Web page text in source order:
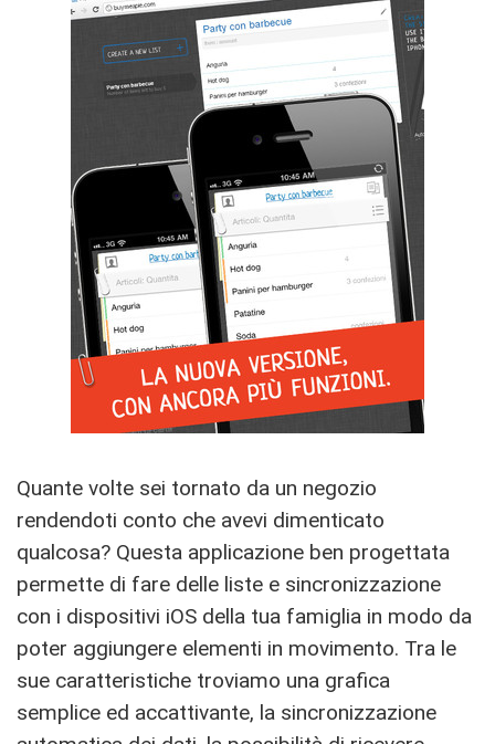
Quante volte sei tornato da un negozio
rendendoti conto che avevi dimenticato
qualcosa? Questa applicazione ben progettata
permette di fare delle liste e sincronizzazione
con i dispositivi iOS della tua famiglia in modo da
poter aggiungere elementi in movimento. Tra le
sue caratteristiche troviamo una grafica
semplice ed accattivante, la sincronizzazione